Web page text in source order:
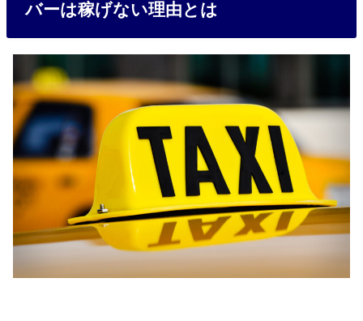
バーは稼げない理由とは